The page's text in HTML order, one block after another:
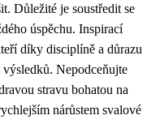
Důležité je soustředit se
úspěchu. Inspirací
díky disciplíně a důrazu
Nepodceňujte
stravu bohatou na
nárůstem svalové